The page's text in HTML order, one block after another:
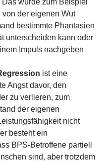
der eigenen Wut
bestimmte Phantasien
unterscheiden kann oder
Impuls nachgeben
ist eine
Angst davor, den
zu verlieren, zum
der eigenen
nicht
besteht ein
BPS-Betroffene partiell
sind, aber trotzdem